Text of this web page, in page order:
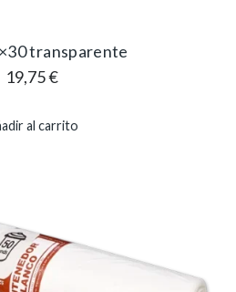
transparente
19,75€
al carrito